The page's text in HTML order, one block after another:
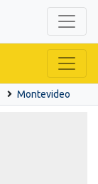
Montevideo